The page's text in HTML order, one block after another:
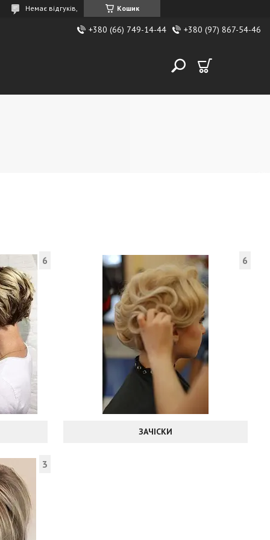
Кошик
Немає відгуків,
+380 (66) 749-14-44 +380 (97) 867-54-46
6
ЗАЧІСКИ
6
3